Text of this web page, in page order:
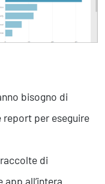
bisogno di
per eseguire
di
all’intera